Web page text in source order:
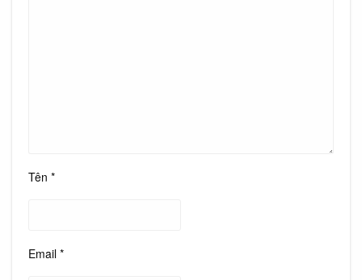
Tên *
Email *